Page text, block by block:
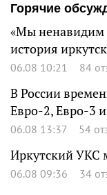
Горячие
«Мы ненавидим
история
06.08 10:21 84
В России
Евро-2, Евро-3
06.08 13:37 54
Иркутский УКС
06.08 09:36 34